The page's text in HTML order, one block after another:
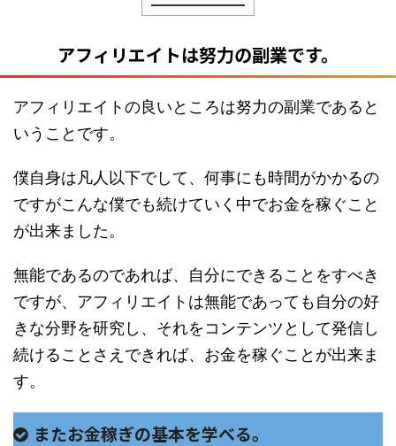
アフィリエイトは努力の副業です。
アフィリエイトの良いところは努力の副業であると
いうことです。
僕自身は凡人以下でして、何事にも時間がかかるの
ですがこんな僕でも続けていく中でお金を稼ぐこと
が出来ました。
無能であるのであれば、自分にできることをすべき
ですが、アフィリエイトは無能であっても自分の好
きな分野を研究し、それをコンテンツとして発信し
続けることさえできれば、お金を稼ぐことが出来ま
す。
またお金稼ぎの基本を学べる。